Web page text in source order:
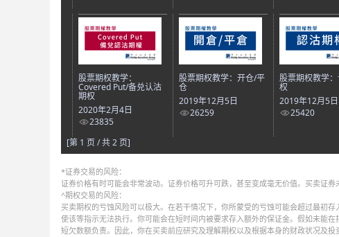
股票期权教学：
Covered Put/备兑认沽
期权
2020年2月4日
23835
股票期权教学：开仓/平
仓
2019年12月5日
26259
股票期权教学
权
2019年12月5日
25420
[第 1 页 / 共 2 页]
*证券交易的风险：
证券价格有时可能会非常波动。证券价格可升可跌，甚至变成毫无价值。买卖证券
^期权交易的风险：
买卖期权的亏蚀风险可以极大。在若干情况下，你所蒙受的亏蚀可能会超过最初
使该等指示无法执行。你可能会在短时间内被要求存入额外的保证金。假如未能
短欠数额负责。因此，你在买卖前应研究及理解期权以及根据本身的财政状况及